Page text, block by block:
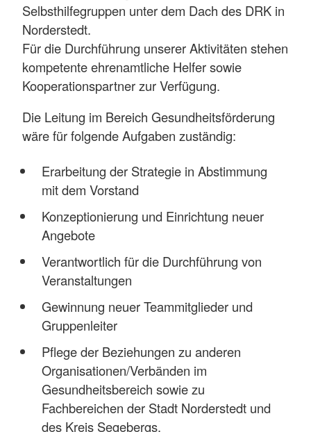
Selbsthilfegruppen unter dem Dach des DRK in
Norderstedt.
Für die Durchführung unserer Aktivitäten stehen
kompetente ehrenamtliche Helfer sowie
Kooperationspartner zur Verfügung.
Die Leitung im Bereich Gesundheitsförderung
wäre für folgende Aufgaben zuständig:
Erarbeitung der Strategie in Abstimmung
mit dem Vorstand
Konzeptionierung und Einrichtung neuer
Angebote
Verantwortlich für die Durchführung von
Veranstaltungen
Gewinnung neuer Teammitglieder und
Gruppenleiter
Pflege der Beziehungen zu anderen
Organisationen/Verbänden im
Gesundheitsbereich sowie zu
Fachbereichen der Stadt Norderstedt und
des Kreis Segebergs.